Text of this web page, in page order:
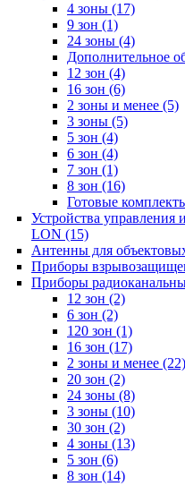
4 зоны (17)
9 зон (1)
24 зоны (4)
Дополнительное
12 зон (4)
16 зон (6)
2 зоны и менее (5)
3 зоны (5)
5 зон (4)
6 зон (4)
7 зон (1)
8 зон (16)
Готовые
Устройства управления
LON (15)
Антенны для
Приборы
Приборы
12 зон (2)
6 зон (2)
120 зон (1)
16 зон (17)
2 зоны и менее (22)
20 зон (2)
24 зоны (8)
3 зоны (10)
30 зон (2)
4 зоны (13)
5 зон (6)
8 зон (14)